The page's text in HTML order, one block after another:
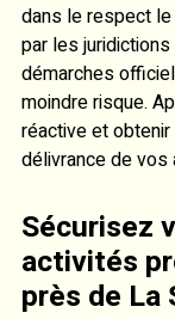
dans le respect
par les
démarches
moindre risque.
réactive et obtenir
délivrance de vos
Sécurisez
activités
près de La